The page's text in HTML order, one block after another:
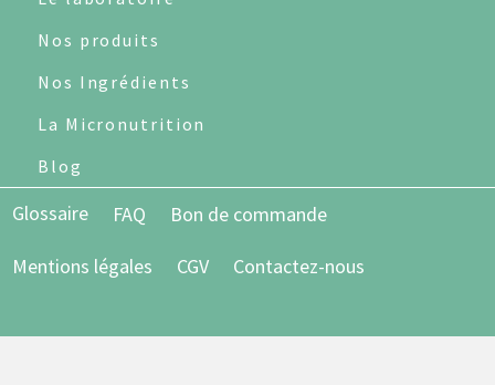
Nos produits
Nos Ingrédients
La Micronutrition
Blog
Glossaire FAQ Bon de commande
Mentions légales CGV Contactez-nous